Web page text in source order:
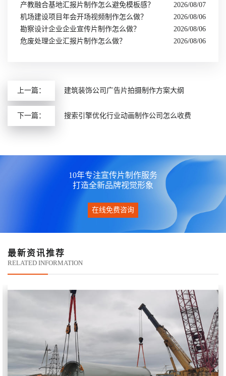
2026/08/07
产教融合基地汇报片制作怎么避免模板感？
2026/08/06
机场建设项目年会开场视频制作怎么做？
2026/08/06
勘察设计企业企业宣传片制作怎么做？
2026/08/06
危废处理企业汇报片制作怎么做？
上一篇： 建筑装饰公司广告片拍摄制作方案大纲
下一篇： 搜索引擎优化行业动画制作公司怎么收费
10年专注宣传片制作服务
打造全新品牌视觉形象
在线免费咨询
最新资讯推荐
RELATED INFORMATION